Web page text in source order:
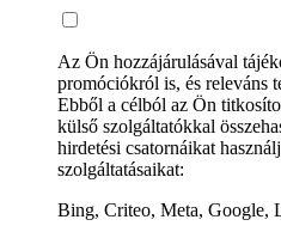
Az Ön hozzájárulásával
promóciókról is, és releváns
Ebből a célból az Ön
külső szolgáltatókkal
hirdetési csatornáikat
szolgáltatásaikat:
Bing, Criteo, Meta, Google,